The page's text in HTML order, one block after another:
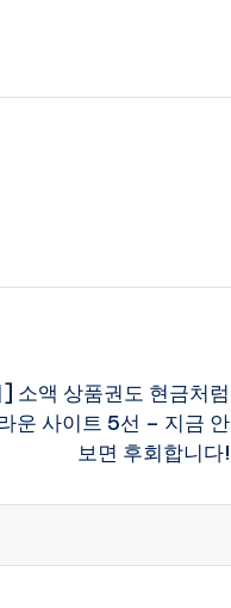
소액 상품권도 현금처럼
운 사이트 5선 – 지금 안
보면 후회합니다!